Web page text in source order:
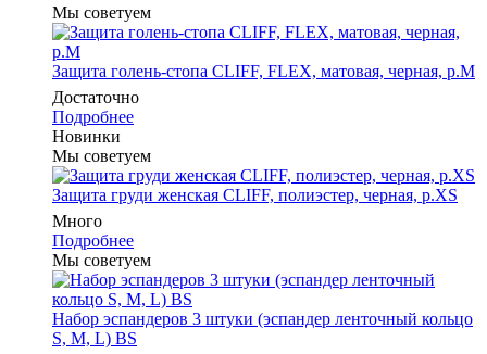
Мы советуем
Защита голень-стопа CLIFF, FLEX, матовая, черная, р.M
Достаточно
Подробнее
Новинки
Мы советуем
Защита груди женская CLIFF, полиэстер, черная, р.XS
Много
Подробнее
Мы советуем
Набор эспандеров 3 штуки (эспандер ленточный кольцо
S, M, L) BS